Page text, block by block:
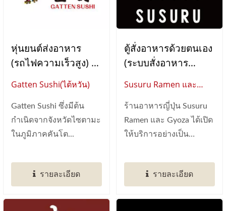
หุ่นยนต์ส่งอาหาร
(รถไฟความเร็วสูง) /
คีออสสั่งอาหารด้วย
ตนเอง (ระบบสั่งอา
หารแท็บเล็ต)/
สายพานซูชิ (ระบบส่ง
อาหาร)
Gatten Sushi(ไต้หวัน)
Gatten Sushi ซึ่งมีต้น
กำเนิดจากจังหวัดไซตามะ
ในภูมิภาคคันโต...
รายละเอียด
ตู้สั่งอาหารด้วยตนเอง
(ระบบสั่งอาหาร
Susuru Ramen และ
Gyoza (ออสเตรเลีย)
ร้านอาหารญี่ปุ่น Susuru
Ramen และ Gyoza ได้เปิด
ให้บริการอย่างเป็น
รายละเอียด